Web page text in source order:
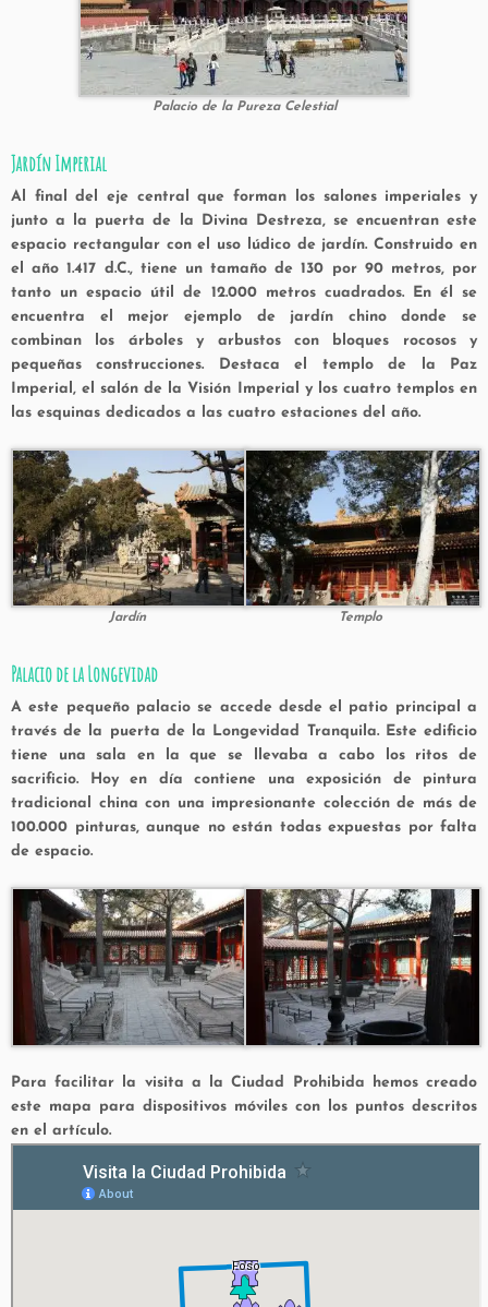
Palacio de la Pureza Celestial
Jardín Imperial
Al final del eje central que forman los salones imperiales y
junto a la puerta de la Divina Destreza, se encuentran este
espacio rectangular con el uso lúdico de jardín. Construido en
el año 1.417 d.C., tiene un tamaño de 130 por 90 metros, por
tanto un espacio útil de 12.000 metros cuadrados. En él se
encuentra el mejor ejemplo de jardín chino donde se
combinan los árboles y arbustos con bloques rocosos y
pequeñas construcciones. Destaca el templo de la Paz
Imperial, el salón de la Visión Imperial y los cuatro templos en
las esquinas dedicados a las cuatro estaciones del año.
Jardín Templo
Palacio de la Longevidad
A este pequeño palacio se accede desde el patio principal a
través de la puerta de la Longevidad Tranquila. Este edificio
tiene una sala en la que se llevaba a cabo los ritos de
sacrificio. Hoy en día contiene una exposición de pintura
tradicional china con una impresionante colección de más de
100.000 pinturas, aunque no están todas expuestas por falta
de espacio.
Para facilitar la visita a la Ciudad Prohibida hemos creado
este mapa para dispositivos móviles con los puntos descritos
en el artículo.